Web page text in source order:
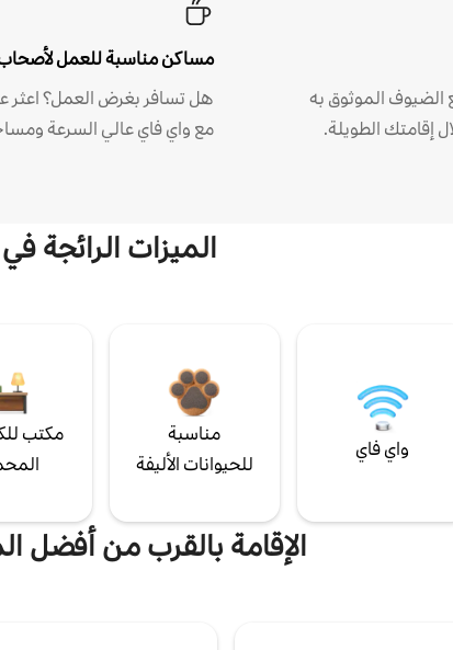
الموثوق به
مساكن مناسبة للعمل لأصحاب
هل تسافر بغرض العمل؟ اعثر
مع واي فاي عالي السرعة
الميزات الرائجة
واي فاي
مناسبة
للحيوانات الأليفة
مكتب
الإقامة بالقرب من أفضل